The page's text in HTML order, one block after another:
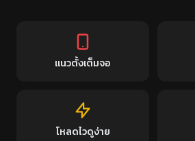
แนวตั้งเต็มจอ
โหลดไวดูง่าย